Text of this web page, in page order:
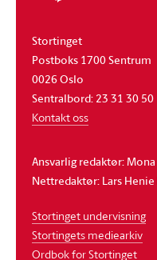
Stortinget
Postboks 1700 Sentrum
0026 Oslo
Sentralbord: 23 31 30 50
Kontakt oss
Ansvarlig redaktør:
Nettredaktør: Lars Henie
Stortinget undervisning
Stortingets mediearkiv
Ordbok for Stortinget